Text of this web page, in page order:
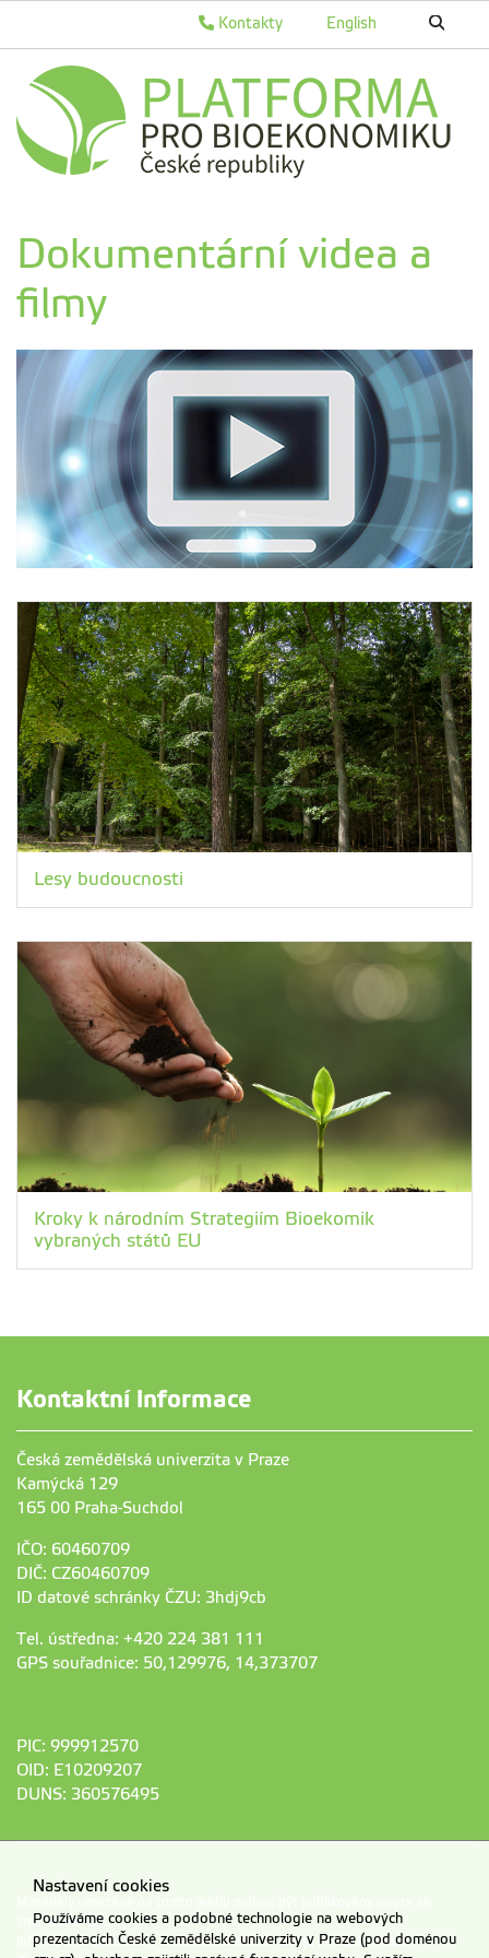
English
Kontakty
Dokumentární videa a
filmy
Lesy budoucnosti
Kroky k národním Strategiím Bioekomik
vybraných států EU
Kontaktní informace
Česká zemědělská univerzita v Praze
Kamýcká 129
165 00 Praha-Suchdol
IČO: 60460709
DIČ: CZ60460709
ID datové schránky ČZU: 3hdj9cb
Tel. ústředna: +420 224 381 111
GPS souřadnice: 50,129976, 14,373707
PIC: 999912570
OID: E10209207
DUNS: 360576495
souhlasem ČZU.
Informace o zpracování a ochraně osobních údajů na ČZU v Praze.
Nastavení cookies
Používáme cookies a podobné technologie na webových
prezentacích České zemědělské univerzity v Praze (pod doménou